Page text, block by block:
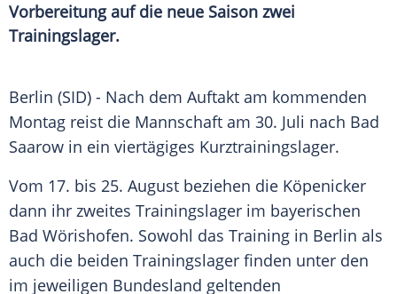
Vorbereitung auf die neue Saison zwei
Trainingslager.
Berlin (SID) - Nach dem Auftakt am kommenden
Montag reist die Mannschaft am 30. Juli nach Bad
Saarow in ein viertägiges Kurztrainingslager.
Vom 17. bis 25. August beziehen die Köpenicker
dann ihr zweites Trainingslager im bayerischen
Bad Wörishofen. Sowohl das Training in Berlin als
auch die beiden Trainingslager finden unter den
im jeweiligen Bundesland geltenden